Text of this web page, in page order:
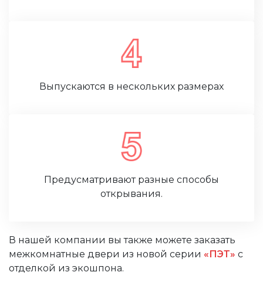
Выпускаются в нескольких размерах
Предусматривают разные способы
открывания.
В нашей компании вы также можете заказать
межкомнатные двери из новой серии «ПЭТ» с
отделкой из экошпона.